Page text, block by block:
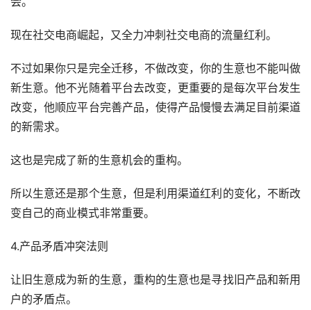
现在社交电商崛起，又全力冲刺社交电商的流量红利。
不过如果你只是完全迁移，不做改变，你的生意也不能叫做
新生意。他不光随着平台去改变，更重要的是每次平台发生
改变，他顺应平台完善产品，使得产品慢慢去满足目前渠道
的新需求。
这也是完成了新的生意机会的重构。
所以生意还是那个生意，但是利用渠道红利的变化，不断改
变自己的商业模式非常重要。
4.产品矛盾冲突法则
让旧生意成为新的生意，重构的生意也是寻找旧产品和新用
户的矛盾点。